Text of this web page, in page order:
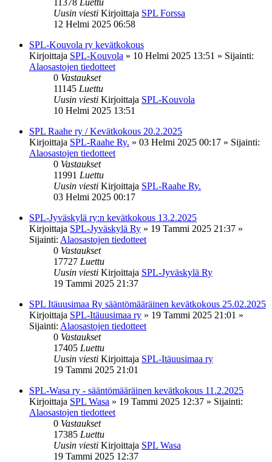
Uusin viesti Kirjoittaja SPL Forssa
12 Helmi 2025 06:58
SPL-Kouvola ry kevätkokous
Kirjoittaja SPL-Kouvola » 10 Helmi 2025 13:51 » Sijainti:
Alaosastojen tiedotteet
0 Vastaukset
11145 Luettu
Uusin viesti Kirjoittaja SPL-Kouvola
10 Helmi 2025 13:51
SPL Raahe ry / Kevätkokous 20.2.2025
Kirjoittaja SPL-Raahe Ry. » 03 Helmi 2025 00:17 » Sijainti:
Alaosastojen tiedotteet
0 Vastaukset
11991 Luettu
Uusin viesti Kirjoittaja SPL-Raahe Ry.
03 Helmi 2025 00:17
SPL-Jyväskylä ry:n kevätkokous 13.2.2025
Kirjoittaja SPL-Jyväskylä Ry » 19 Tammi 2025 21:37 »
Sijainti: Alaosastojen tiedotteet
0 Vastaukset
17727 Luettu
Uusin viesti Kirjoittaja SPL-Jyväskylä Ry
19 Tammi 2025 21:37
SPL Itäuusimaa Ry sääntömääräinen kevätkokous 25.02.2025
Kirjoittaja SPL-Itäuusimaa ry » 19 Tammi 2025 21:01 »
Sijainti: Alaosastojen tiedotteet
0 Vastaukset
17405 Luettu
Uusin viesti Kirjoittaja SPL-Itäuusimaa ry
19 Tammi 2025 21:01
SPL-Wasa ry - sääntömääräinen kevätkokous 11.2.2025
Kirjoittaja SPL Wasa » 19 Tammi 2025 12:37 » Sijainti:
Alaosastojen tiedotteet
0 Vastaukset
17385 Luettu
Uusin viesti Kirjoittaja SPL Wasa
19 Tammi 2025 12:37